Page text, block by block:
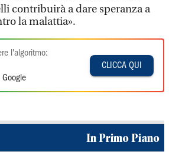
contribuirà a dare speranza a
la malattia».
l'algoritmo:
Google
CLICCA QUI
In Primo Piano